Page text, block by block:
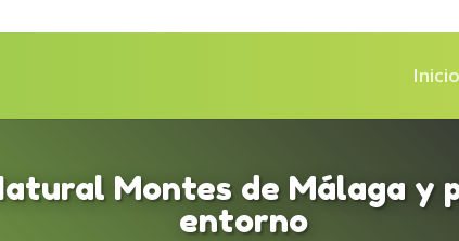
Inicio
Montes de Málaga y
entorno